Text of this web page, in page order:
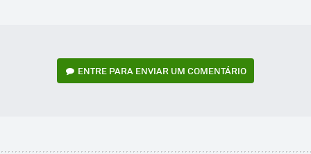
ENTRE PARA ENVIAR UM COMENTÁRIO